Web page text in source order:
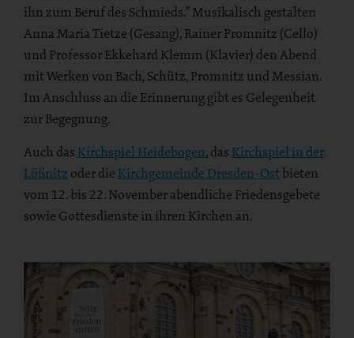
ihn zum Beruf des Schmieds.” Musikalisch gestalten
Anna Maria Tietze (Gesang), Rainer Promnitz (Cello)
und Professor Ekkehard Klemm (Klavier) den Abend
mit Werken von Bach, Schütz, Promnitz und Messian.
Im Anschluss an die Erinnerung gibt es Gelegenheit
zur Begegnung.
Auch das Kirchspiel Heidebogen, das Kirchspiel in der
Lößnitz oder die Kirchgemeinde Dresden-Ostbieten
vom 12. bis 22. November abendliche Friedensgebete
sowie Gottesdienste in ihren Kirchen an.